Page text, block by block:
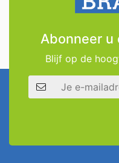
Abonneer
Blijf op de
E-mailadres